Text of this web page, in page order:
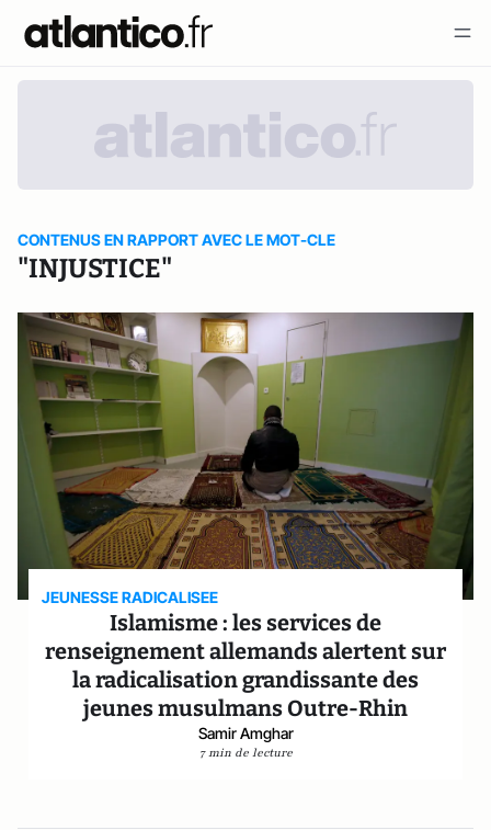
CONTENUS EN RAPPORT AVEC LE MOT-CLE
"INJUSTICE"
JEUNESSE RADICALISEE
Islamisme : les services de
renseignement allemands alertent sur
la radicalisation grandissante des
jeunes musulmans Outre-Rhin
Samir Amghar
7 min de lecture